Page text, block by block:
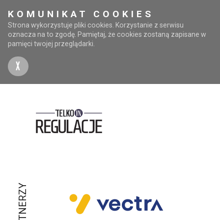
KOMUNIKAT COOKIES
Strona wykorzystuje pliki cookies. Korzystanie z serwisu
oznacza na to zgodę. Pamiętaj, że cookies zostaną zapisane w
pamięci twojej przeglądarki.
X